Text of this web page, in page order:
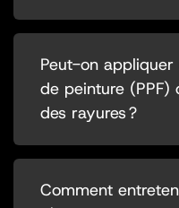
Peut-on
de peinture
des rayures ?
Comment